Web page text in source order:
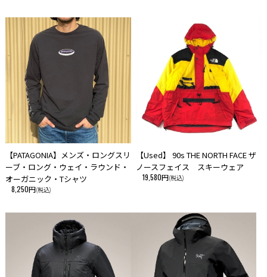
【PATAGONIA】メンズ・ロングスリ
ーブ・ロング・ウェイ・ラウンド・
オーガニック・Tシャツ
8,250円(税込)
【Used】 90s THE NORTH FACE ザ
ノースフェイス スキーウェア
19,580円(税込)